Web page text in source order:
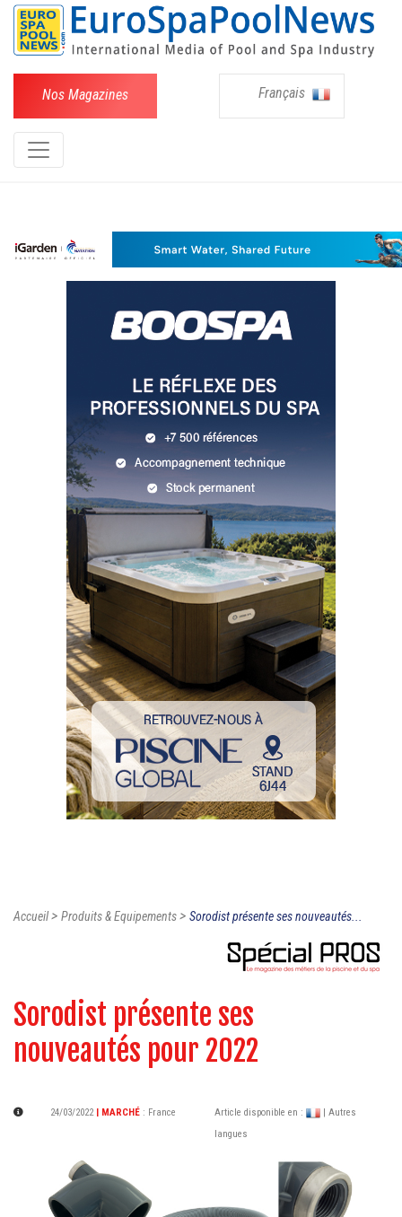
Nos Magazines Français
Accueil> Produits & Equipements> Sorodist présente ses nouveautés...
Sorodist présente ses
nouveautés pour 2022
24/03/2022 | MARCHÉ : France Article disponible en :
| Autres
langues